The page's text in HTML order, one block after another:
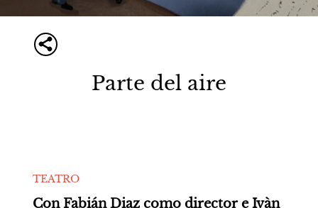
Parte del aire
TEATRO
Con Fabián Diaz como director e Ivàn